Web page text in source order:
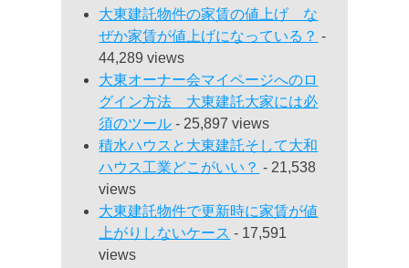
大東建託物件の家賃の値上げ な
ぜか家賃が値上げになっている？ -
44,289 views
大東オーナー会マイページへのロ
グイン方法 大東建託大家には必
須のツール - 25,897 views
積水ハウスと大東建託そして大和
ハウス工業どこがいい？ - 21,538
views
大東建託物件で更新時に家賃が値
上がりしないケース - 17,591
views